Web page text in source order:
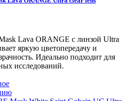
Lava ORANGE с линзой Ultra
яркую цветопередачу и
Идеально подходит для
исследований.